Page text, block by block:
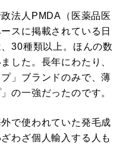
法人PMDA（医薬品医
スに掲載されている日
30種類以上。ほんの数
した。長年にわたり、
」ブランドのみで、薄
の一強だったのです。
で使われていた発毛成
わざ個人輸入する人も